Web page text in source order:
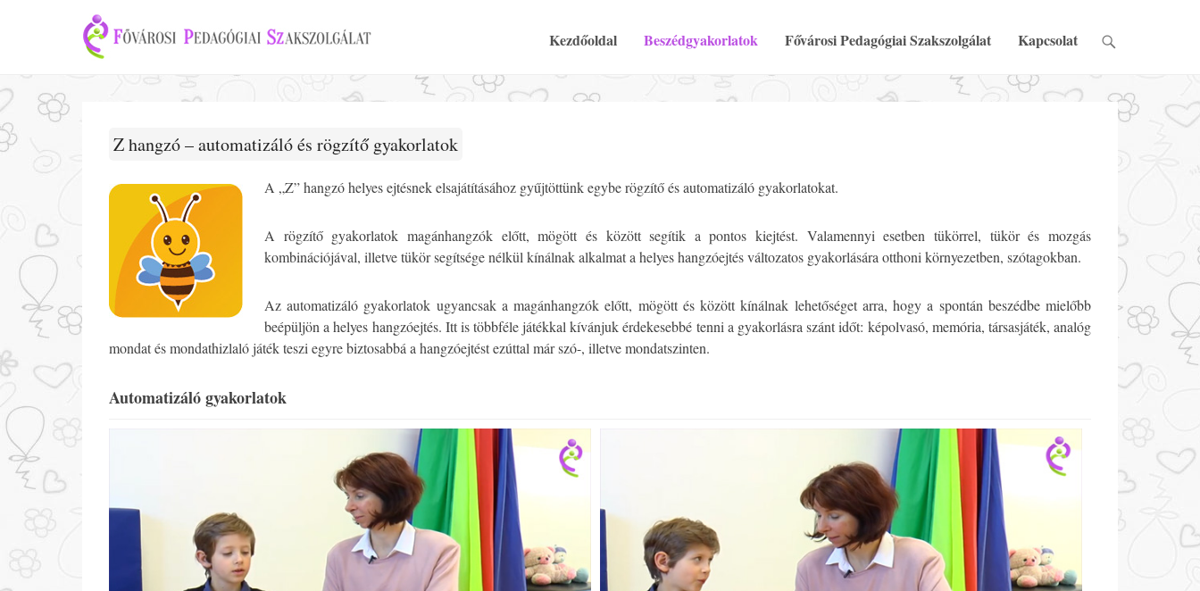
Elsődleges Menü
Tovább a tartalomra
Kezdőoldal Beszédgyakorlatok Fővárosi Pedagógiai Szakszolgálat Kapcsolat
Z hangzó – automatizáló és rögzítő gyakorlatok
A „Z” hangzó helyes ejtésnek elsajátításához gyűjtöttünk egybe rögzítő és automatizáló gyakorlatokat.
A rögzítő gyakorlatok magánhangzók előtt, mögött és között segítik a pontos kiejtést. Valamennyi esetben tükörrel, tükör és mozgás
kombinációjával, illetve tükör segítsége nélkül kínálnak alkalmat a helyes hangzóejtés változatos gyakorlására otthoni környezetben, szótagokban.
Az automatizáló gyakorlatok ugyancsak a magánhangzók előtt, mögött és között kínálnak lehetőséget arra, hogy a spontán beszédbe mielőbb
beépüljön a helyes hangzóejtés. Itt is többféle játékkal kívánjuk érdekesebbé tenni a gyakorlásra szánt időt: képolvasó, memória, társasjáték, analóg
mondat és mondathizlaló játék teszi egyre biztosabbá a hangzóejtést ezúttal már szó-, illetve mondatszinten.
Automatizáló gyakorlatok